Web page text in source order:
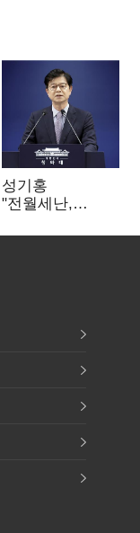
성기홍
"전월세난,
공급 문제"…닥공